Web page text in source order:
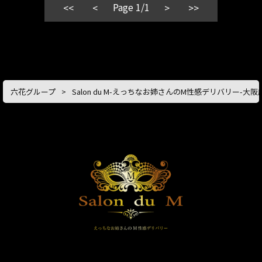
最後は聖水をぶっかけられそのまま大量発射！
Page 1/1
<< < > >>
六花グループ Salon du M-えっちなお姉さんのM性感デリバリー-大阪